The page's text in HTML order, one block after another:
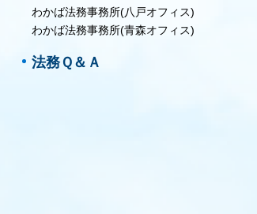
わかば法務事務所(八戸オフィス)
わかば法務事務所(青森オフィス)
法務Ｑ＆Ａ